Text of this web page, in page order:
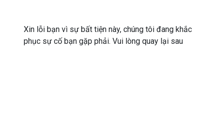
Xin lỗi bạn vì sự bất tiện này, chúng tôi đang khắc
phục sự cố bạn gặp phải. Vui lòng quay lại sau